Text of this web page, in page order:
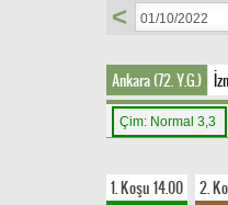
<
Ankara (72. Y.G.)
Çim: Normal 3,3
1. Koşu 14.00 2.